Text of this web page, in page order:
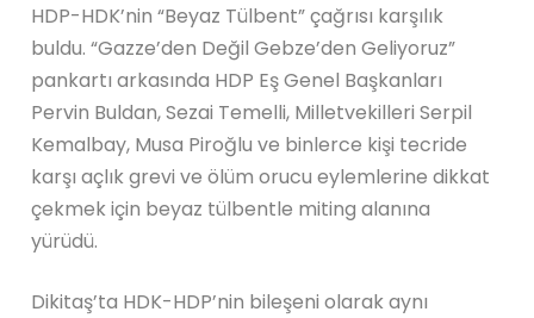
HDP-HDK’nin “Beyaz Tülbent” çağrısı karşılık
buldu. “Gazze’den Değil Gebze’den Geliyoruz”
pankartı arkasında HDP Eş Genel Başkanları
Pervin Buldan, Sezai Temelli, Milletvekilleri Serpil
Kemalbay, Musa Piroğlu ve binlerce kişi tecride
karşı açlık grevi ve ölüm orucu eylemlerine dikkat
çekmek için beyaz tülbentle miting alanına
yürüdü.
Dikitaş’ta HDK-HDP’nin bileşeni olarak aynı